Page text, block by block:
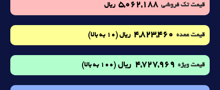
قیمت تک فروشی 5,062,188 ریال
قیمت عمده 4,823,460 ریال (10 به بالا)
قیمت ویژه 4,727,969 ریال (100 به بالا)